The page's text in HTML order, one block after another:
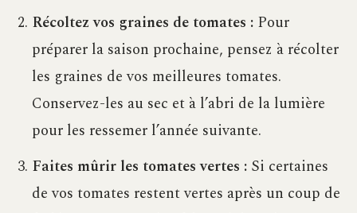
Récoltez vos graines de tomates : Pour
préparer la saison prochaine, pensez à récolter
les graines de vos meilleures tomates.
Conservez-les au sec et à l’abri de la lumière
pour les ressemer l’année suivante.
Faites mûrir les tomates vertes : Si certaines
de vos tomates restent vertes après un coup de